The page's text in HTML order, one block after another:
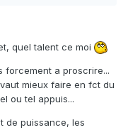
quel talent ce moi
forcement a proscrire...
mieux faire en fct du
ou tel appuis...
de puissance, les